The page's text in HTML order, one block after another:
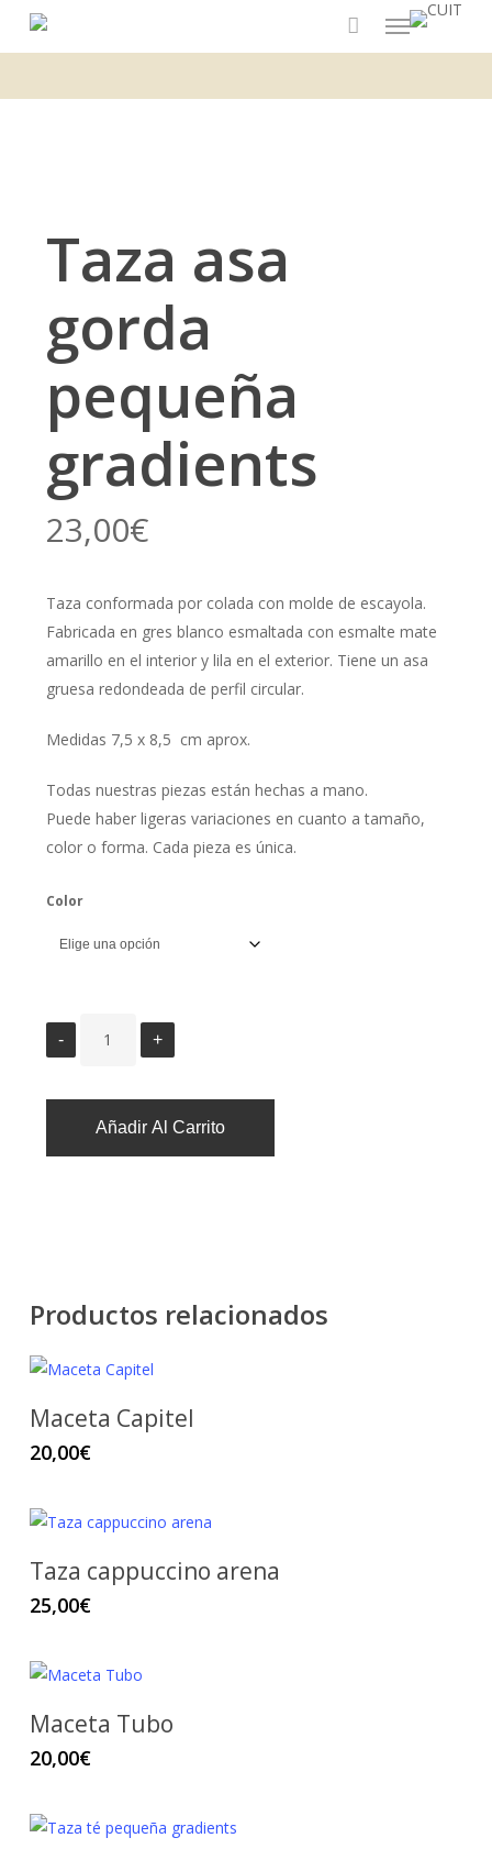
content
Menu
Taza asa
gorda
pequeña
gradients
23,00€
Taza conformada por colada con molde de escayola.
Fabricada en gres blanco esmaltada con esmalte mate
amarillo en el interior y lila en el exterior. Tiene un asa
gruesa redondeada de perfil circular.
Medidas 7,5 x 8,5 cm aprox.
Todas nuestras piezas están hechas a mano.
Puede haber ligeras variaciones en cuanto a tamaño,
color o forma. Cada pieza es única.
Color
Añadir Al Carrito
Productos relacionados
Maceta Capitel
20,00€
Taza cappuccino arena
25,00€
Maceta Tubo
20,00€